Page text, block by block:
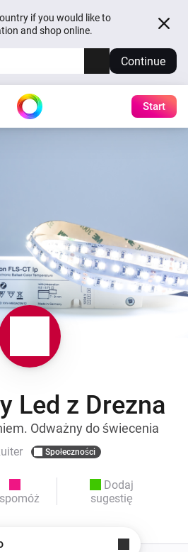
if you would like to
and shop online.
Continue
Start
Led z Drezna
Odważny do świecenia
Społeczności
Dodaj
sugestię